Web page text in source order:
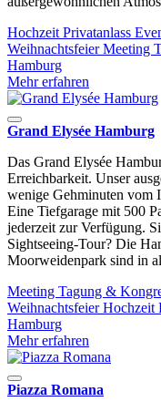
Hochzeit Privatanlass
WeihnachtsfeierMeeting
Hamburg
Mehr erfahren
Grand Elysée Hamburg
Das Grand Elysée
Erreichbarkeit. Unser
wenige Gehminuten vom
Eine Tiefgarage mit 500
jederzeit zur Verfügung.
Sightseeing-Tour? Die
Moorweidenpark sind in
Meeting Tagung &
WeihnachtsfeierHochzeit
Hamburg
Mehr erfahren
Piazza Romana